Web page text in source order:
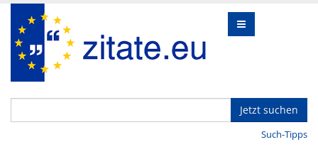
Jetzt suchen
Such-Tipps